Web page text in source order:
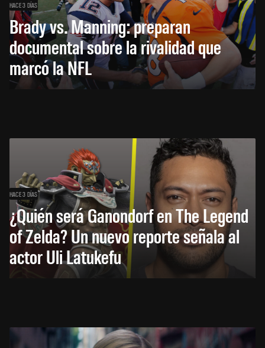
HACE 3 DÍAS
Brady vs. Manning: preparan
documental sobre la rivalidad que
marcó la NFL
HACE 3 DÍAS
¿Quién será Ganondorf en The Legend
of Zelda? Un nuevo reporte señala al
actor Uli Latukefu